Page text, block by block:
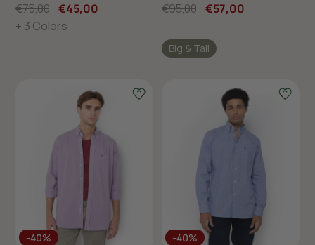
€75,00 €45,00
+ 3 Colors
€95,00 €57,00
Big & Tall
-40% -40%